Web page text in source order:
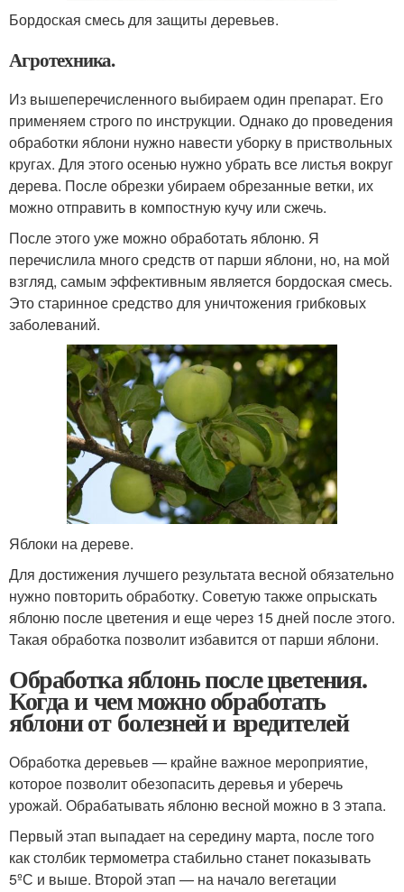
Бордоская смесь для защиты деревьев.
Агротехника.
Из вышеперечисленного выбираем один препарат. Его
применяем строго по инструкции. Однако до проведения
обработки яблони нужно навести уборку в приствольных
кругах. Для этого осенью нужно убрать все листья вокруг
дерева. После обрезки убираем обрезанные ветки, их
можно отправить в компостную кучу или сжечь.
После этого уже можно обработать яблоню. Я
перечислила много средств от парши яблони, но, на мой
взгляд, самым эффективным является бордоская смесь.
Это старинное средство для уничтожения грибковых
заболеваний.
Яблоки на дереве.
Для достижения лучшего результата весной обязательно
нужно повторить обработку. Советую также опрыскать
яблоню после цветения и еще через 15 дней после этого.
Такая обработка позволит избавится от парши яблони.
Обработка яблонь после цветения.
Когда и чем можно обработать
яблони от болезней и вредителей
Обработка деревьев — крайне важное мероприятие,
которое позволит обезопасить деревья и уберечь
урожай. Обрабатывать яблоню весной можно в 3 этапа.
Первый этап выпадает на середину марта, после того
как столбик термометра стабильно станет показывать
5ºС и выше. Второй этап — на начало вегетации